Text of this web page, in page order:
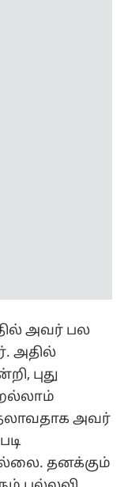
தனக்கும்
பல்லவி
வரவேற்பு
எடிட்